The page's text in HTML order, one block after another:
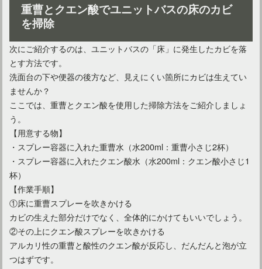
ユニットバスの排水口の詰まりを予防！パッキンにも注目！
新築の洗面所なら造作の収納を！好きな形の棚でスッキリと
ユニットバスの床下で水漏れ発生！緊急時の対応手順は？
重曹とクエン酸でユニットバスの床のカビ
を掃除
次にご紹介するのは、ユニットバスの「床」に発生したカビを落
とす方法です。
洗面台の下や便器の後方など、見えにくい箇所にカビは生えてい
ませんか？
ここでは、重曹とクエン酸を使用した掃除方法をご紹介しましょ
う。
【用意する物】
・スプレー容器に入れた重曹水（水200ml：重曹小さじ2杯）
・スプレー容器に入れたクエン酸水（水200ml：クエン酸小さじ1
杯）
【作業手順】
①床に重曹スプレーを吹きかける
カビの生えた部分だけでなく、全体的にかけてもいいでしょう。
②その上にクエン酸スプレーを吹きかける
アルカリ性の重曹と酸性のクエン酸が反応し、だんだんと泡が立
つはずです。